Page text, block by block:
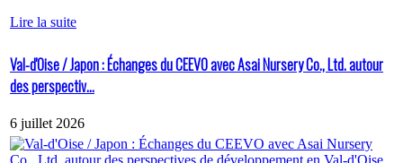
Lire la suite
Val-d'Oise / Japon : Échanges du CEEVO avec Asai Nursery Co., Ltd. autour
des perspectiv...
6 juillet 2026